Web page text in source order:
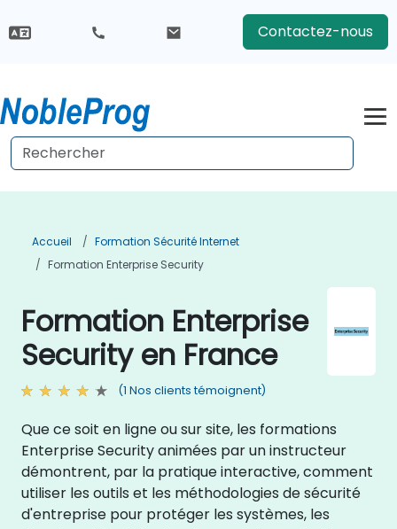
Contactez-nous
Accueil
Formation Sécurité Internet
Formation Enterprise Security
Formation Enterprise
Security en France
(1 Nos clients témoignent)
Que ce soit en ligne ou sur site, les formations
Enterprise Security animées par un instructeur
démontrent, par la pratique interactive, comment
utiliser les outils et les méthodologies de sécurité
d'entreprise pour protéger les systèmes, les